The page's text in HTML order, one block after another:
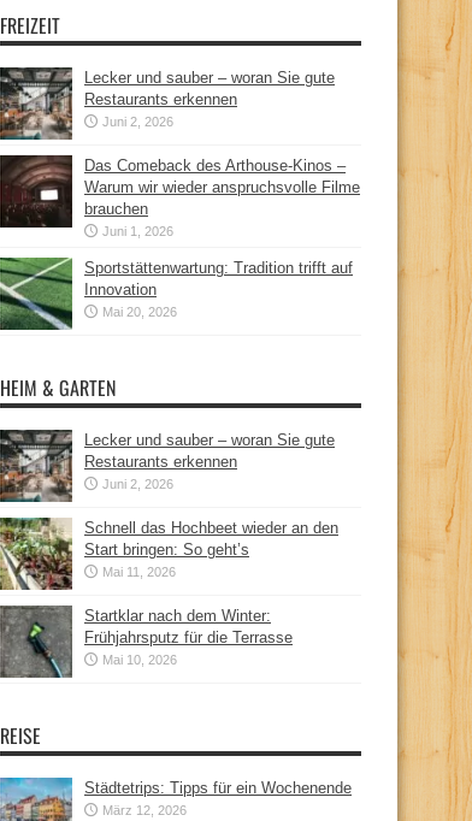
FREIZEIT
Lecker und sauber – woran Sie gute
Restaurants erkennen
Juni 2, 2026
Das Comeback des Arthouse-Kinos –
Warum wir wieder anspruchsvolle Filme
brauchen
Juni 1, 2026
Sportstättenwartung: Tradition trifft auf
Innovation
Mai 20, 2026
HEIM & GARTEN
Lecker und sauber – woran Sie gute
Restaurants erkennen
Juni 2, 2026
Schnell das Hochbeet wieder an den
Start bringen: So geht’s
Mai 11, 2026
Startklar nach dem Winter:
Frühjahrsputz für die Terrasse
Mai 10, 2026
REISE
Städtetrips: Tipps für ein Wochenende
März 12, 2026